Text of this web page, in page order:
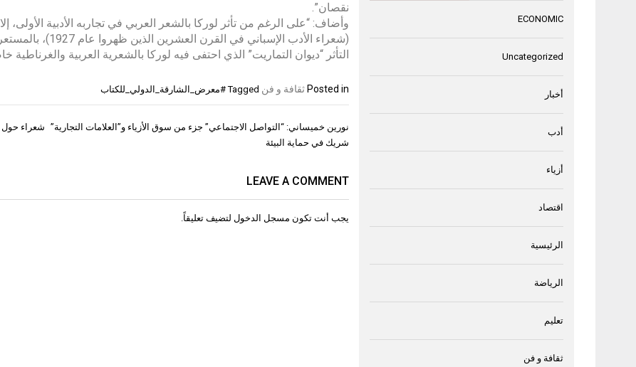
نقصان”.
(شعراء الأدب
التأثر “ديوان التماريت” الذي احتفى فيه لوركا بالشعرية العربية والغرناطية
Posted in ثقافة و فن Tagged #معرض_الشارقة_الدولي_للكتاب
تصفّح
المقالات
شعراء حول
نورين خميساني: “التواصل الاجتماعي” جزء من سوق الأزياء و”العلامات التجارية”
شريك في حماية البيئة
LEAVE A COMMENT
يجب أنت تكون مسجل الدخول لتضيف تعليقاً.
ECONOMIC
Uncategorized
أخبار
أدب
أزياء
اقتصاد
الرئيسية
الرياضة
تعليم
ثقافة و فن